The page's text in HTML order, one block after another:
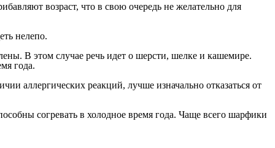
возраст, что в свою очередь не желательно для
нелепо.
В этом случае речь идет о шерсти, шелке и кашемире.
года.
аллергических реакций, лучше изначально отказаться от
согревать в холодное время года. Чаще всего шарфики